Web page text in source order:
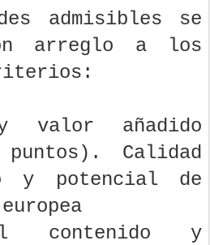
admisibles se
arreglo a los
valor añadido
Calidad
y potencial de
contenido y